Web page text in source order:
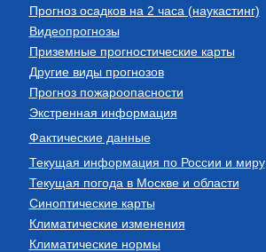
Прогноз осадков на 2 часа (наукастинг)
Видеопрогнозы
Приземные прогностические карты
Другие виды прогнозов
Прогноз пожароопасности
Экстренная информация
Фактические данные
Текущая информация по России и миру
Текущая погода в Москве и области
Синоптические карты
Климатические изменения
Климатические нормы